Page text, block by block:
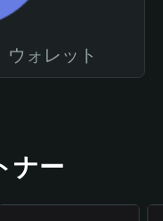
ウォレット
ナー